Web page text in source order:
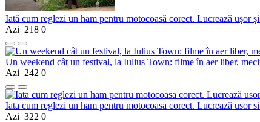
Iată cum reglezi un ham pentru motocoasă corect. Lucrează ușor
Azi 218 0
Un weekend cât un festival, la Iulius Town: filme în aer liber,
Azi 242 0
Iata cum reglezi un ham pentru motocoasa corect. Lucrează usor
Azi 322 0